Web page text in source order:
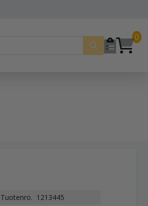
0
Tuotenro. 1213445